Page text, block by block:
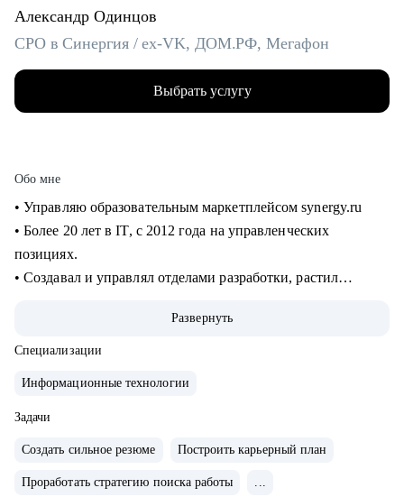
Александр Одинцов
CPO в Синергия / ex-VK, ДОМ.РФ, Мегафон
Выбрать услугу
Обо мне
• Управляю образовательным маркетплейсом synergy.ru
• Более 20 лет в IT, c 2012 года на управленческих
позициях.
• Создавал и управлял отделами разработки, растил
• Запускал b2b продукт от идеи до масштабирования.
NPS, Revenue.
• Занимаюсь наймом людей в команды: провел более 600
собеседований, изучил большое количество резюме.
предприятия» и «Проектное управление» для МИТУ
Развернуть
Специализации
Информационные технологии
Задачи
Создать сильное резюме Построить карьерный план
Проработать стратегию поиска работы ...